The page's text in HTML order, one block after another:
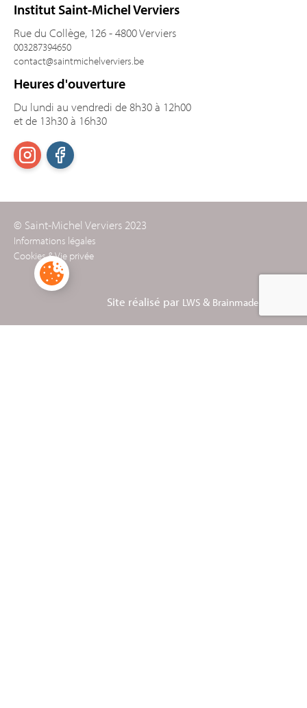
Institut Saint-Michel Verviers
Rue du Collège, 126 - 4800 Verviers
003287394650
contact@saintmichelverviers.be
Heures d'ouverture
Du lundi au vendredi de 8h30 à 12h00
et de 13h30 à 16h30
© Saint-Michel Verviers 2023
Informations légales
Cookies & Vie privée
Site réalisé par LWS & Brainmade Agency